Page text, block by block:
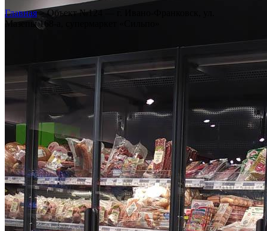
Главная>Объект №124 — г. Ивано-Франковск, ул.
Мазепы 168-а, супермаркет «Сильпо»